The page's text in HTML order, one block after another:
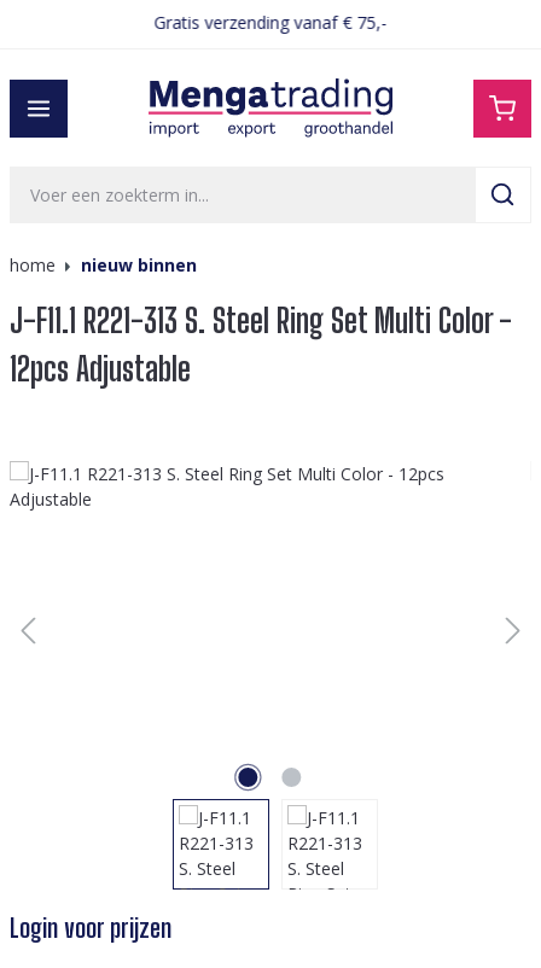
Gratis verzending vanaf € 75,-
home nieuw binnen
J-F11.1 R221-313 S. Steel Ring Set Multi Color -
12pcs Adjustable
Afbeeldingengalerij overslaan
Login voor prijzen